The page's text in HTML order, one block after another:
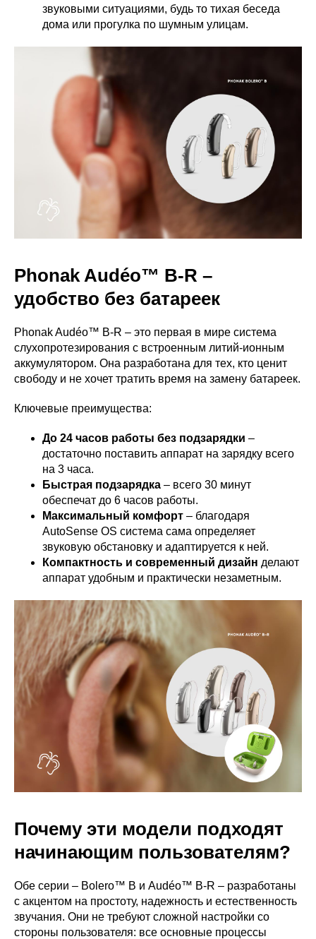
звуковыми ситуациями, будь то тихая беседа
дома или прогулка по шумным улицам.
Phonak Audéo™ B-R –
удобство без батареек
Phonak Audéo™ B-R – это первая в мире система
слухопротезирования с встроенным литий-ионным
аккумулятором. Она разработана для тех, кто ценит
свободу и не хочет тратить время на замену батареек.
Ключевые преимущества:
До 24 часов работы без подзарядки –
достаточно поставить аппарат на зарядку всего
на 3 часа.
Быстрая подзарядка – всего 30 минут
обеспечат до 6 часов работы.
Максимальный комфорт – благодаря
AutoSense OS система сама определяет
звуковую обстановку и адаптируется к ней.
Компактность и современный дизайн делают
аппарат удобным и практически незаметным.
Почему эти модели подходят
начинающим пользователям?
Обе серии – Bolero™ B и Audéo™ B-R – разработаны
с акцентом на простоту, надежность и естественность
звучания. Они не требуют сложной настройки со
стороны пользователя: все основные процессы